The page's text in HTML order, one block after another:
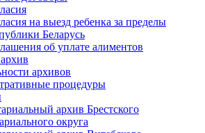
на выезд ребенка за пределы
Беларусь
об уплате алиментов
архивов
процедуры
архив Брестского
округа